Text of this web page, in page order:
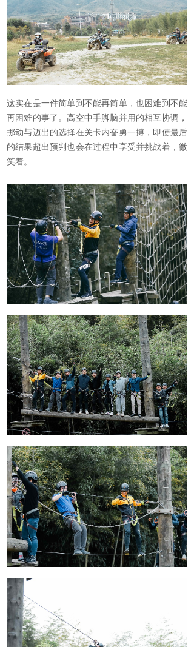
这实在是一件简单到不能再简单，也困难到不能
再困难的事了。高空中手脚脑并用的相互协调，
挪动与迈出的选择在关卡内奋勇一搏，即使最后
的结果超出预判也会在过程中享受并挑战着，微
笑着。